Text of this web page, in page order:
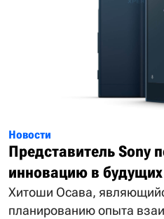
Новости
Представитель Sony
инновацию в
Хитоши Осава,
планированию опыта